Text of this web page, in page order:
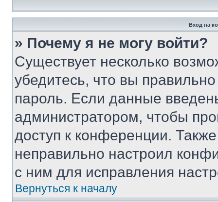
Вход на
» Почему я не могу войти?
Существует несколько
убедитесь, что вы
пароль. Если данные
администратором, чтобы
доступ к конференции.
неправильно настроил
с ним для исправления
Вернуться к началу